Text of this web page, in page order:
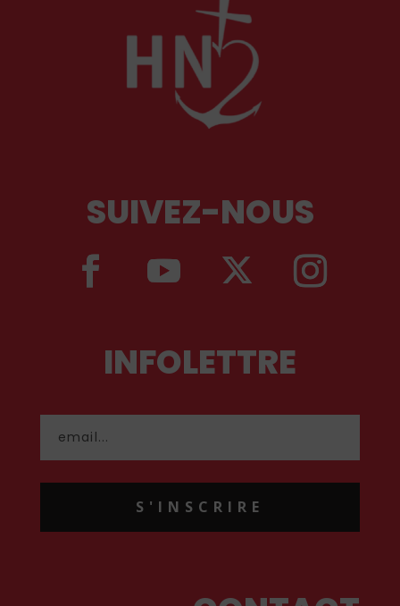
SUIVEZ-NOUS
INFOLETTRE
S'INSCRIRE